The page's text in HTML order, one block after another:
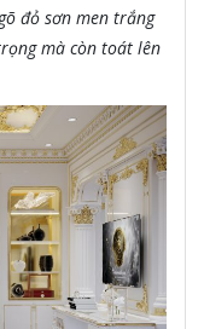
đỏ sơn men trắng
mà còn toát lên